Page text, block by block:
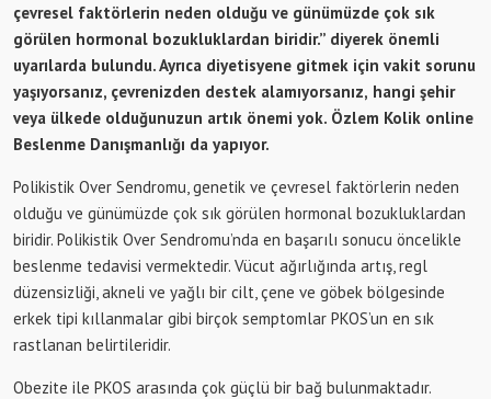
çevresel faktörlerin neden olduğu ve günümüzde çok sık
görülen hormonal bozukluklardan biridir.” diyerek önemli
uyarılarda bulundu.Ayrıca diyetisyene gitmek için vakit sorunu
yaşıyorsanız, çevrenizden destek alamıyorsanız, hangi şehir
veya ülkede olduğunuzun artık önemi yok. Özlem Kolik online
Beslenme Danışmanlığı da yapıyor.
Polikistik Over Sendromu, genetik ve çevresel faktörlerin neden
olduğu ve günümüzde çok sık görülen hormonal bozukluklardan
biridir. Polikistik Over Sendromu’nda en başarılı sonucu öncelikle
beslenme tedavisi vermektedir. Vücut ağırlığında artış, regl
düzensizliği, akneli ve yağlı bir cilt, çene ve göbek bölgesinde
erkek tipi kıllanmalar gibi birçok semptomlar PKOS’un en sık
rastlanan belirtileridir.
Obezite ile PKOS arasında çok güçlü bir bağ bulunmaktadır.